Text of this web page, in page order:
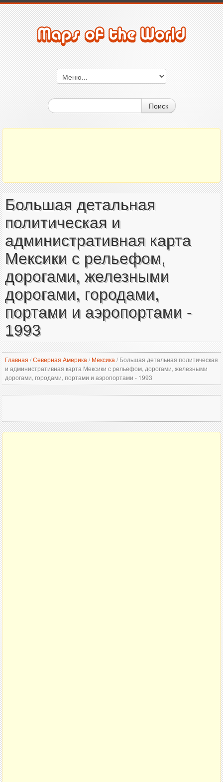
Поиск
Большая детальная
политическая и
административная карта
Мексики с рельефом,
дорогами, железными
дорогами, городами,
портами и аэропортами -
1993
Главная /Северная Америка / Мексика /Большая детальная политическая
и административная карта Мексики с рельефом, дорогами, железными
дорогами, городами, портами и аэропортами - 1993